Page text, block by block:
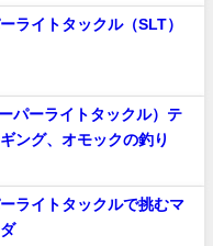
ライトタックル（SLT）
パーライトタックル）テ
ング、オモックの釣り
ライトタックルで挑むマ